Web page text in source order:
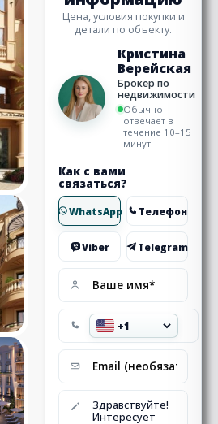
Цена, условия покупки и
детали по объекту.
Кристина
Верейская
Брокер по
недвижимости
Обычно
отвечает в
течение 10–15
минут
Как с вами
связаться?
WhatsApp Телефон
Viber Telegram